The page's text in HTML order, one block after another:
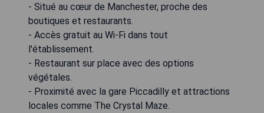
- Situé au cœur de Manchester, proche des
boutiques et restaurants.
- Accès gratuit au Wi-Fi dans tout
l'établissement.
- Restaurant sur place avec des options
végétales.
- Proximité avec la gare Piccadilly et attractions
locales comme The Crystal Maze.